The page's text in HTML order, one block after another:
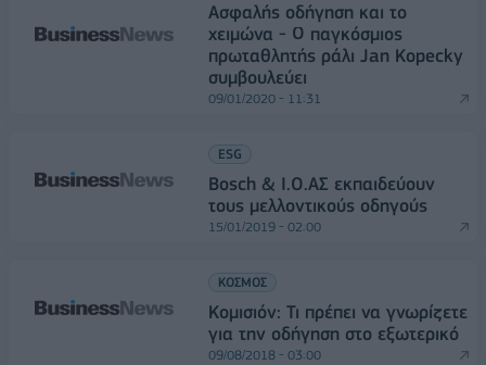
Ασφαλής οδήγηση και το
χειμώνα - Ο παγκόσμιος
πρωταθλητής ράλι Jan Kopecky
συμβουλεύει
09/01/2020 - 11:31
ESG
Bosch & I.O.AΣ εκπαιδεύουν
τους μελλοντικούς οδηγούς
15/01/2019 - 02:00
ΚΟΣΜΟΣ
Κομισιόν: Τι πρέπει να γνωρίζετε
για την οδήγηση στο εξωτερικό
09/08/2018 - 03:00